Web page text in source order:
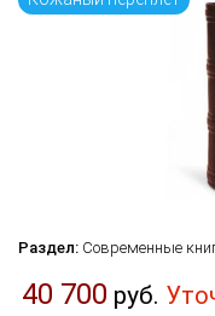
Раздел: Современные
40 700 руб.